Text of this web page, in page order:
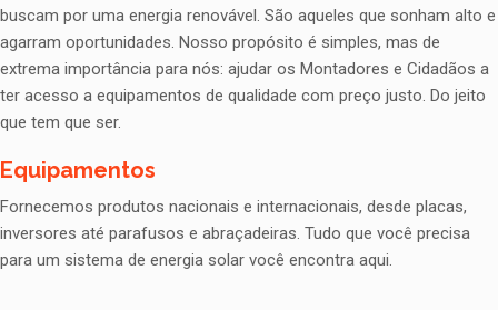
buscam por uma energia renovável. São aqueles que sonham alto e
agarram oportunidades. Nosso propósito é simples, mas de
extrema importância para nós: ajudar os Montadores e Cidadãos a
ter acesso a equipamentos de qualidade com preço justo. Do jeito
que tem que ser.
Equipamentos
Fornecemos produtos nacionais e internacionais, desde placas,
inversores até parafusos e abraçadeiras. Tudo que você precisa
para um sistema de energia solar você encontra aqui.